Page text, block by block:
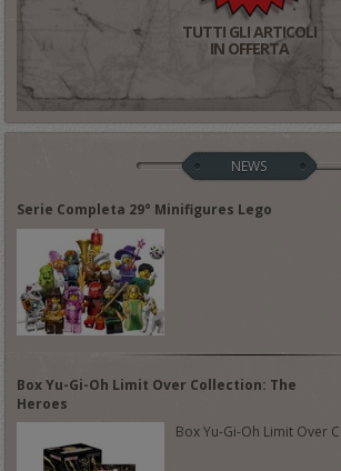
TUTTI GLI ARTICOLI
IN OFFERTA
NEWS
Serie Completa 29° Minifigures Lego
Box Yu-Gi-Oh Limit Over Collection: The
Heroes
Box Yu-Gi-Oh Limit Over